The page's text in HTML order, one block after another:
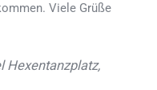
Viele Grüße
Hexentanzplatz,